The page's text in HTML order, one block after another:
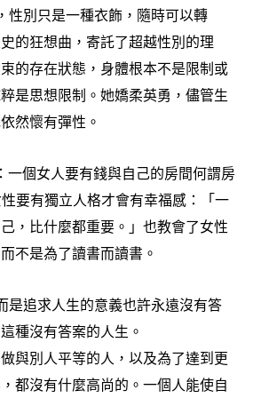
， 性別只是一種衣飾 ， 隨時可以轉
的狂想曲 ， 寄託了超越性別的理
的存在狀態 ， 身體根本不是限制或
是思想限制。她嬌柔英勇 ， 儘管生
然懷有彈性。
： 一個女人要有錢與自己的房間何謂房
要有獨立人格才會有幸福感 ：
「一
， 比什麼都重要。」也教會了女性
而不是為了讀書而讀書。
是追求人生的意義也許永遠沒有答
種沒有答案的人生。
做與別人平等的人 ， 以及為了達到更
， 都沒有什麼高尚的。一個人能使自